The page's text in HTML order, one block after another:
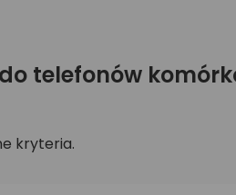
telefonów
kryteria.